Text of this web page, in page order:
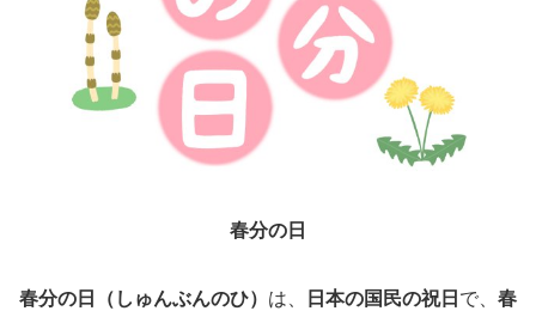
春分の日
春分の日（しゅんぶんのひ） は、 日本の国民の祝日 で、 春